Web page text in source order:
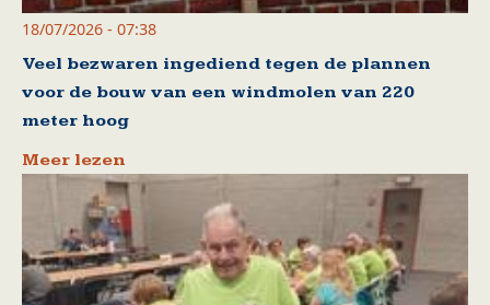
18/07/2026 - 07:38
Veel bezwaren ingediend tegen de plannen
voor de bouw van een windmolen van 220
meter hoog
Meer lezen